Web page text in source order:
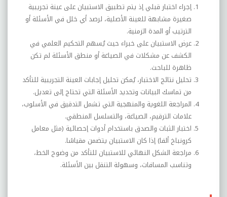
إجراء اختبار قبلي إذ يتم تطبيق الاستبيان على عينة تجريبية
صغيرة مشابهة للعينة الأصلية، لرصد أي خلل في الأسئلة أو
الترتيب أو المدة الزمنية.
عرض الاستبيان على خبراء حيث يُسهم التحكيم العلمي في
الكشف عن مشكلات في الصياغة أو منطق الأسئلة لم تكن
ظاهرة للباحث.
تحليل نتائج الاختبار، يُمكن تحليل إجابات العينة التجريبية للتأكد
من تماسك البيانات وتحديد الأسئلة التي تحتاج إلى تعديل.
المراجعة اللغوية والمنهجية التي تشمل التدقيق في الأسلوب،
علامات الترقيم، الصياغة، والتسلسل المنطقي.
اختبار الثبات والصدق باستخدام أدوات إحصائية (مثل معامل
كرونباخ ألفا) إذا كان الاستبيان يتضمن مقياسًا.
مراجعة الشكل النهائي للاستبيان للتأكد من وضوح الخط،
وتناسب المسافات، وسهولة التنقل بين الأسئلة.